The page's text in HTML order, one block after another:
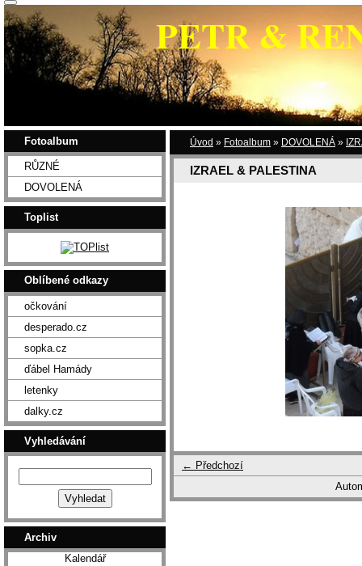
PETR &
Úvod » Fotoalbum » DOVOLENÁ »
IZRAEL & PALESTINA
← Předchozí
Fotoalbum
RŮZNÉ
DOVOLENÁ
Toplist
Oblíbené odkazy
očkování
desperado.cz
sopka.cz
ďábel Hamády
letenky
dalky.cz
Vyhledávání
Archiv
Kalendář